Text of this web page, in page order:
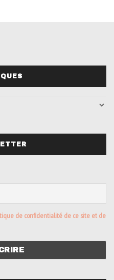
de confidentialité de ce site et de